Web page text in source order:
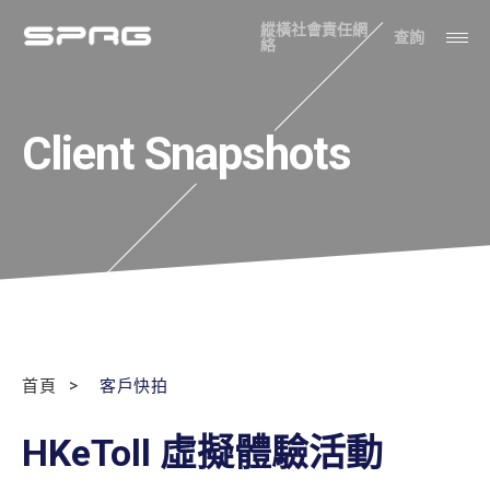
縱橫社會責任網
絡 查詢
Client Snapshots
首頁 客戶快拍
HKeToll 虛擬體驗活動